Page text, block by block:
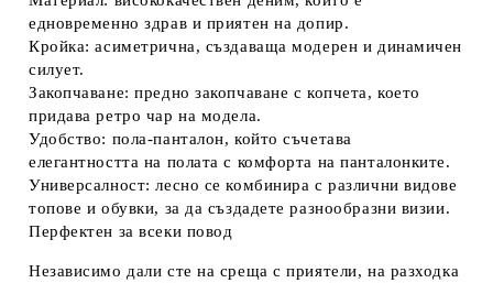
едновременно здрав и приятен на допир.
Кройка: асиметрична, създаваща модерен и динамичен
силует.
Закопчаване: предно закопчаване с копчета, което
придава ретро чар на модела.
Удобство: пола-панталон, който съчетава
елегантността на полата с комфорта на панталонките.
Универсалност: лесно се комбинира с различни видове
топове и обувки, за да създадете разнообразни визии.
Перфектен за всеки повод
Независимо дали сте на среща с приятели, на разходка